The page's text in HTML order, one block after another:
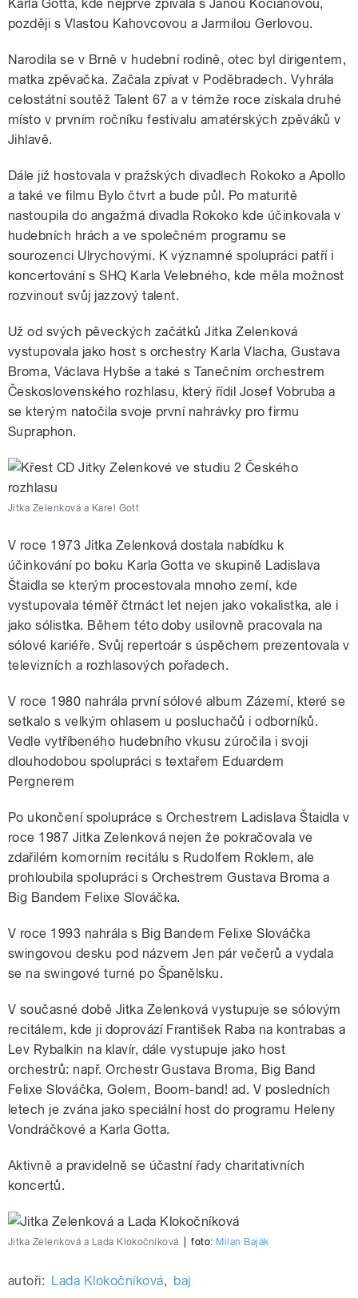
Karla Gotta, kde nejprve zpívala s Janou Kociánovou,
později s Vlastou Kahovcovou a Jarmilou Gerlovou.
Narodila se v Brně v hudební rodině, otec byl dirigentem,
matka zpěvačka. Začala zpívat v Poděbradech. Vyhrála
celostátní soutěž Talent 67 a v témže roce získala druhé
místo v prvním ročníku festivalu amatérských zpěváků v
Jihlavě.
Dále již hostovala v pražských divadlech Rokoko a Apollo
a také ve filmu Bylo čtvrt a bude půl. Po maturitě
nastoupila do angažmá divadla Rokoko kde účinkovala v
hudebních hrách a ve společném programu se
sourozenci Ulrychovými. K významné spolupráci patří i
koncertování s SHQ Karla Velebného, kde měla možnost
rozvinout svůj jazzový talent.
Už od svých pěveckých začátků Jitka Zelenková
vystupovala jako host s orchestry Karla Vlacha, Gustava
Broma, Václava Hybše a také s Tanečním orchestrem
Československého rozhlasu, který řídil Josef Vobruba a
se kterým natočila svoje první nahrávky pro firmu
Supraphon.
Jitka Zelenková a Karel Gott
V roce 1973 Jitka Zelenková dostala nabídku k
účinkování po boku Karla Gotta ve skupině Ladislava
Štaidla se kterým procestovala mnoho zemí, kde
vystupovala téměř čtrnáct let nejen jako vokalistka, ale i
jako sólistka. Během této doby usilovně pracovala na
sólové kariéře. Svůj repertoár s úspěchem prezentovala v
televizních a rozhlasových pořadech.
V roce 1980 nahrála první sólové album Zázemí, které se
setkalo s velkým ohlasem u posluchačů i odborníků.
Vedle vytříbeného hudebního vkusu zúročila i svoji
dlouhodobou spolupráci s textařem Eduardem
Pergnerem
Po ukončení spolupráce s Orchestrem Ladislava Štaidla v
roce 1987 Jitka Zelenková nejen že pokračovala ve
zdařilém komorním recitálu s Rudolfem Roklem, ale
prohloubila spolupráci s Orchestrem Gustava Broma a
Big Bandem Felixe Slováčka.
V roce 1993 nahrála s Big Bandem Felixe Slováčka
swingovou desku pod názvem Jen pár večerů a vydala
se na swingové turné po Španělsku.
V současné době Jitka Zelenková vystupuje se sólovým
recitálem, kde ji doprovází František Raba na kontrabas a
Lev Rybalkin na klavír, dále vystupuje jako host
orchestrů: např. Orchestr Gustava Broma, Big Band
Felixe Slováčka, Golem, Boom-band! ad. V posledních
letech je zvána jako speciální host do programu Heleny
Vondráčkové a Karla Gotta.
Aktivně a pravidelně se účastní řady charitativních
koncertů.
Jitka Zelenková a Lada Klokočníková foto: Milan Baják
autoři: Lada Klokočníková, baj